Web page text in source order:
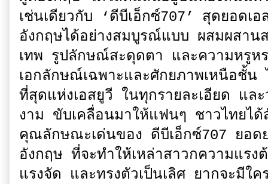
เช่นเดียวกับ ‘ดีบีเอ็กซ์707’ สุดยอดเ
อังกฤษได้อย่างสมบูรณ์แบบ ผสมผสาน
เทพ รูปลักษณ์สะดุดตา และความหรูห
เอกลักษณ์เฉพาะและศักยภาพเหนือ
ที่สุดแห่งเอสยูวี ในทุกรายละเอียด แล
งาม ขับเคลื่อนมาให้แฟนๆ ชาวไทยไ
คุณลักษณะเด่นของ ดีบีเอ็กซ์707 ยอด
อังกฤษ ที่จะทำให้เหล่าสาวกความแร
แรงจัด และทรงตัวเป็นเลิศ ยากจะมีใ